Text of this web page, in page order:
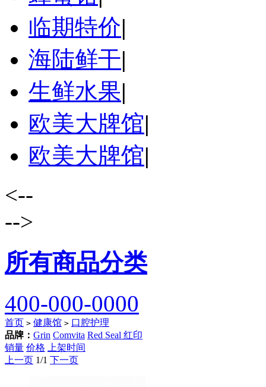
临期特价|
海陆鲜干|
生鲜水果|
欧美大牌馆|
欧美大牌馆|
<--
-->
所有商品分类
400-000-0000
首页 > 健康馆 > 口腔护理
品牌： Grin Comvita Red Seal 红印
销量 价格
上架时间
上一页 1/1 下一页